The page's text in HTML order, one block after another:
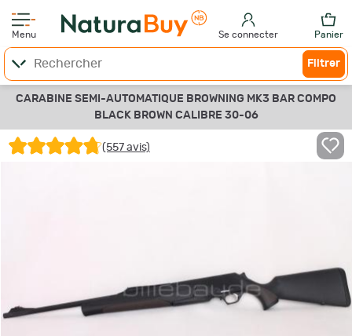
Menu Se connecter Panier
Filtrer
CARABINE SEMI-AUTOMATIQUE BROWNING MK3 BAR COMPO
BLACK BROWN CALIBRE 30-06
(557 avis)